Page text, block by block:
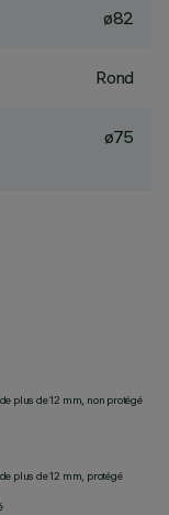
ø82
Rond
ø75
plus de 12 mm, non protégé
plus de 12 mm, protégé